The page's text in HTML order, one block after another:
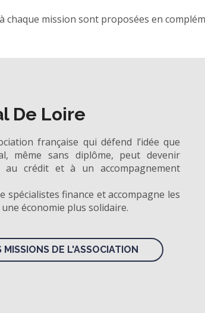
chaque mission sont proposées en
De Loire
française qui défend l’idée que
même sans diplôme, peut devenir
au crédit et à un accompagnement
spécialistes finance et accompagne les
économie plus solidaire.
DE L'ASSOCIATION